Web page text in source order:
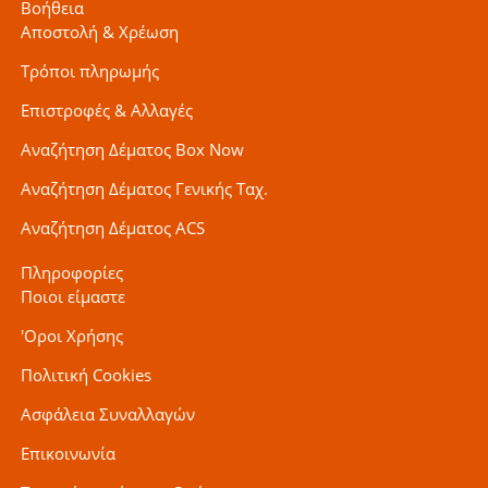
Βοήθεια
Αποστολή & Χρέωση
Τρόποι πληρωμής
Επιστροφές & Αλλαγές
Αναζήτηση Δέματος Box Now
Αναζήτηση Δέματος Γενικής Ταχ.
Αναζήτηση Δέματος ACS
Πληροφορίες
Ποιοι είμαστε
'Οροι Χρήσης
Πολιτική Cookies
Ασφάλεια Συναλλαγών
Επικοινωνία